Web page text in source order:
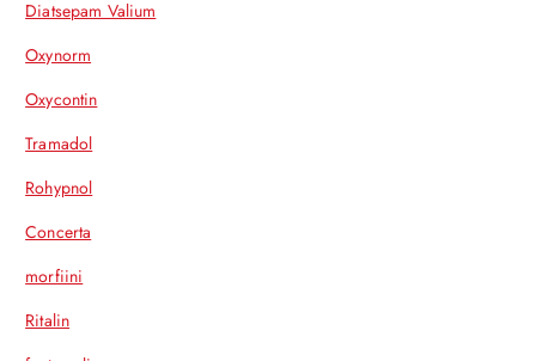
Diatsepam Valium
Oxynorm
Oxycontin
Tramadol
Rohypnol
Concerta
morfiini
Ritalin